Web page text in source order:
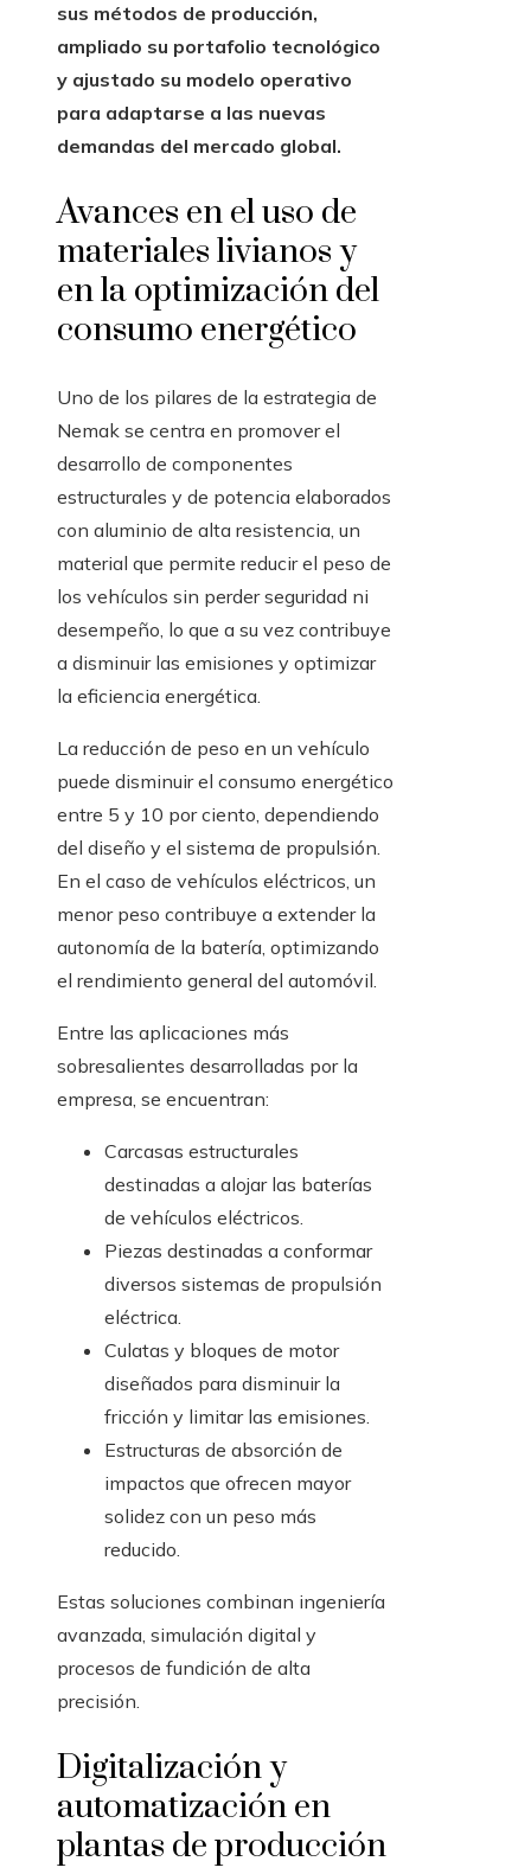
sus métodos de producción,
ampliado su portafolio tecnológico
y ajustado su modelo operativo
para adaptarse a las nuevas
demandas del mercado global.
Avances en el uso de
materiales livianos y
en la optimización del
consumo energético
Uno de los pilares de la estrategia de
Nemak se centra en promover el
desarrollo de componentes
estructurales y de potencia elaborados
con aluminio de alta resistencia, un
material que permite reducir el peso de
los vehículos sin perder seguridad ni
desempeño, lo que a su vez contribuye
a disminuir las emisiones y optimizar
la eficiencia energética.
La reducción de peso en un vehículo
puede disminuir el consumo energético
entre 5 y 10 por ciento, dependiendo
del diseño y el sistema de propulsión.
En el caso de vehículos eléctricos, un
menor peso contribuye a extender la
autonomía de la batería, optimizando
el rendimiento general del automóvil.
Entre las aplicaciones más
sobresalientes desarrolladas por la
empresa, se encuentran:
Carcasas estructurales
destinadas a alojar las baterías
de vehículos eléctricos.
Piezas destinadas a conformar
diversos sistemas de propulsión
eléctrica.
Culatas y bloques de motor
diseñados para disminuir la
fricción y limitar las emisiones.
Estructuras de absorción de
impactos que ofrecen mayor
solidez con un peso más
reducido.
Estas soluciones combinan ingeniería
avanzada, simulación digital y
procesos de fundición de alta
precisión.
Digitalización y
automatización en
plantas de producción